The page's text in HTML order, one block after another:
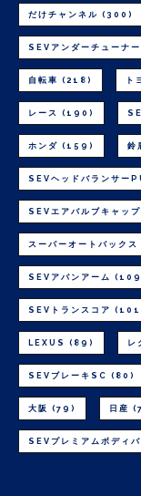
だけチャンネル (300)
SEVアンダーチューナー
自転車 (218) ト
レース (190)
ホンダ (159) 鈴
SEVヘッドバランサー
SEVエアバルブキャップ
スーパーオートバックス
SEVアバンアーム
SEVトランスコア
LEXUS (89) レ
SEVブレーキSC (80)
大阪 (79) 日産
SEVプレミアムボディ